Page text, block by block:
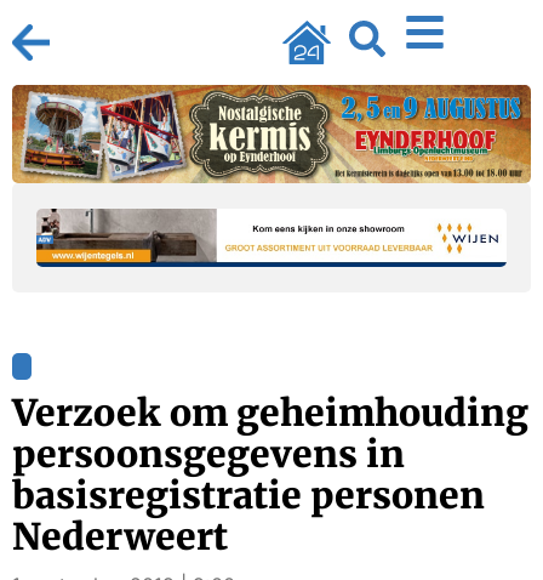
Verzoek om geheimhouding
persoonsgegevens in
basisregistratie personen
Nederweert